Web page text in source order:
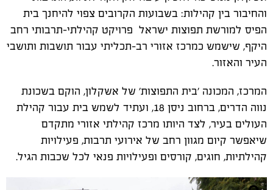
והחיבור בין קהילות: בשבועות הקרובים צפוי להיחנך בית
הפיס למורשת תפוצות ישראל פרויקט קהילתי-תרבותי רחב
היקף, שישמש כמרכז אזורי רב-תכליתי עבור תושבות ותושבי
העיר והאזור.
המרכז, המכונה 'בית התפוצות' של אשקלון, הוקם בשכונת
נווה הדרים, ברחוב ניסן 18, ועתיד לשמש בית עבור קהילת
העולים בעיר, לצד היותו מרכז קהילתי אזורי מתקדם
שיאפשר קיום מגוון רחב של אירועי תרבות, פעילויות
קהילתיות, חוגים, קורסים ופעילויות פנאי לכל שכבות הגיל.